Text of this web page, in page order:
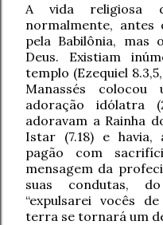
A vida religiosa
normalmente,
pela Babilônia, mas
Deus. Existiam
templo (Ezequiel
Manassés
adoração idólatra
adoravam a Rainha
Istar (7.18) e havia,
pagão com
mensagem da
suas condutas,
“expulsarei vocês
terra se tornará um